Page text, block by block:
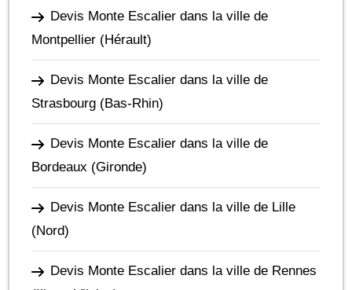
Devis Monte Escalier dans la ville de
Montpellier (Hérault)
Devis Monte Escalier dans la ville de
Strasbourg (Bas-Rhin)
Devis Monte Escalier dans la ville de
Bordeaux (Gironde)
Devis Monte Escalier dans la ville de Lille
(Nord)
Devis Monte Escalier dans la ville de Rennes